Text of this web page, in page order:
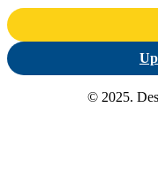
© 2025.